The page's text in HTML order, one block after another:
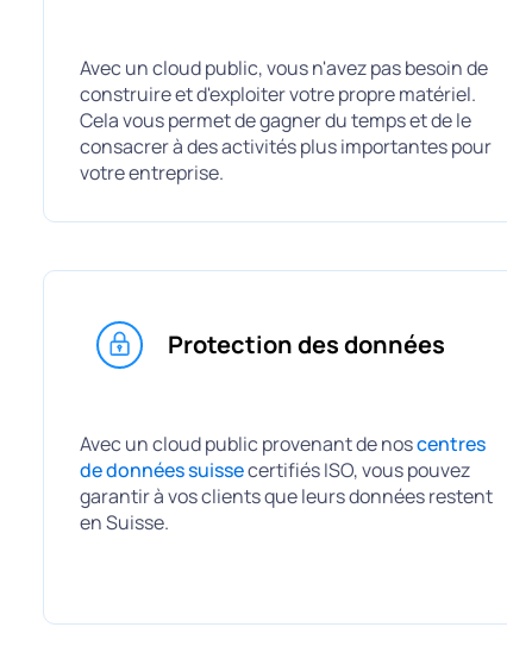
Avec un cloud public, vous n'avez pas besoin de
construire et d'exploiter votre propre matériel.
Cela vous permet de gagner du temps et de le
consacrer à des activités plus importantes pour
votre entreprise.
Protection des données
Avec un cloud public provenant de noscentres
de données suissecertifiés ISO, vous pouvez
garantir à vos clients que leurs données restent
en Suisse.